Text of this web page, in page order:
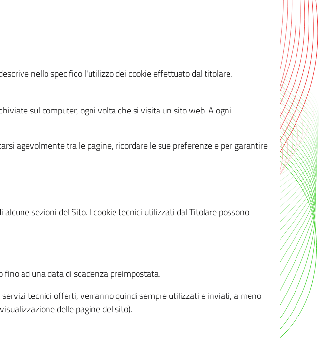
nello specifico l'utilizzo dei cookie effettuato dal titolare.
sul computer, ogni volta che si visita un sito web. A ogni
agevolmente tra le pagine, ricordare le sue preferenze e per garantire
sezioni del Sito. I cookie tecnici utilizzati dal Titolare possono
ad una data di scadenza preimpostata.
tecnici offerti, verranno quindi sempre utilizzati e inviati, a meno
delle pagine del sito).